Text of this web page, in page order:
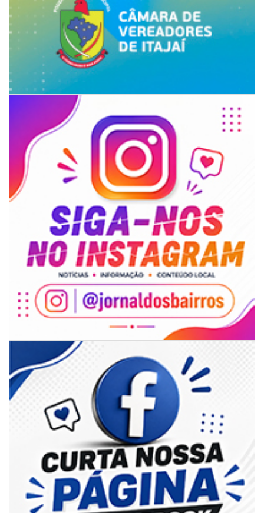
07/08/2026 | 07:00
Ambiental reforça descarte sustentável com envio de 330 quilos de
pilhas à logística reversa
07/08/2026 | 07:00
Jordan Hang leva estratégias de marketing e vendas ao InspiraBQ, em
Brusque
ITAPEMA